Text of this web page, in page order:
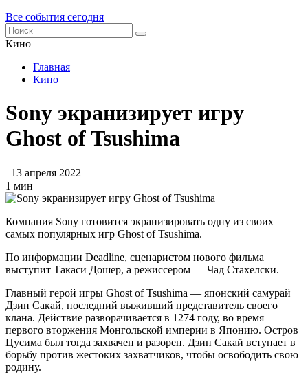
Все события сегодня
Кино
Главная
Кино
Sony экранизирует игру
Ghost of Tsushima
13 апреля 2022
1 мин
Компания Sony готовится экранизировать одну из своих
самых популярных игр Ghost of Tsushima.
По информации Deadline, сценаристом нового фильма
выступит Такаси Дошер, а режиссером — Чад Стахелски.
Главный герой игры Ghost of Tsushima — японский самурай
Дзин Сакай, последний выживший представитель своего
клана. Действие разворачивается в 1274 году, во время
первого вторжения Монгольской империи в Японию. Остров
Цусима был тогда захвачен и разорен. Дзин Сакай вступает в
борьбу против жестоких захватчиков, чтобы освободить свою
родину.